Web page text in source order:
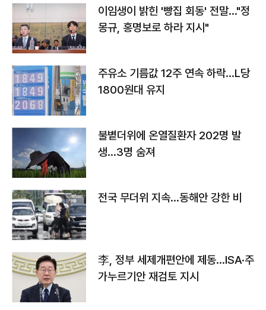
이임생이 밝힌 '빵집 회동' 전말…"정
몽규, 홍명보로 하라 지시"
주유소 기름값 12주 연속 하락…L당
1800원대 유지
불볕더위에 온열질환자 202명 발
생…3명 숨져
전국 무더위 지속…동해안 강한 비
李, 정부 세제개편안에 제동…ISA·주
가누르기안 재검토 지시